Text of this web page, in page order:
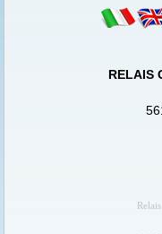
RELAIS